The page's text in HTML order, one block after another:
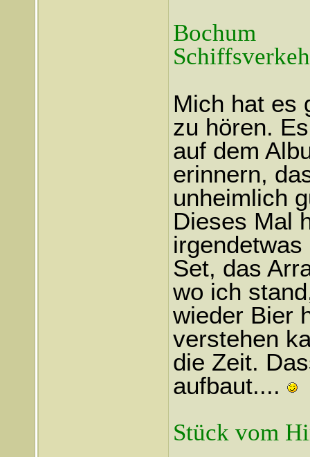
Bochum
Mich hat es
zu hören.
auf dem
erinnern,
unheimlich
Dieses Mal
Set, das
wo ich
wieder Bier
verstehen
die Zeit.
aufbaut....
Stück vom